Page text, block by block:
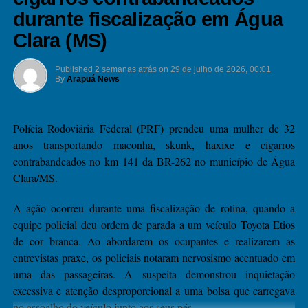
durante fiscalização em Água
Clara (MS)
Published 2 semanas atrás on 29 de julho de 2026, 00:01
By Arapuá News
Polícia Rodoviária Federal (PRF) prendeu uma mulher de 32
anos transportando maconha, skunk, haxixe e cigarros
contrabandeados no km 141 da BR-262 no município de Água
Clara/MS.
A ação ocorreu durante uma fiscalização de rotina, quando a
equipe policial deu ordem de parada a um veículo Toyota Etios
de cor branca. Ao abordarem os ocupantes e realizarem as
entrevistas praxe, os policiais notaram nervosismo acentuado em
uma das passageiras. A suspeita demonstrou inquietação
excessiva e atenção desproporcional a uma bolsa que carregava